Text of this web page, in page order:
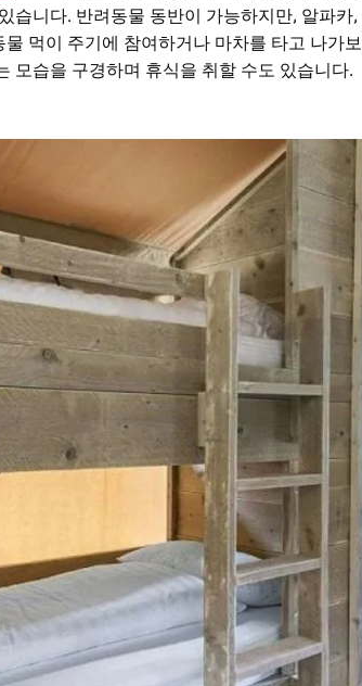
니다. 반려동물 동반이 가능하지만, 알파카,
먹이 주기에 참여하거나 마차를 타고 나가보
모습을 구경하며 휴식을 취할 수도 있습니다.